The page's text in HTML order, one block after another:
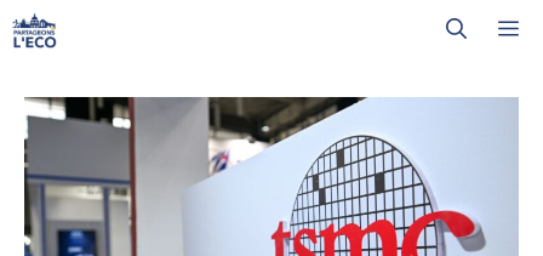
Aller
au